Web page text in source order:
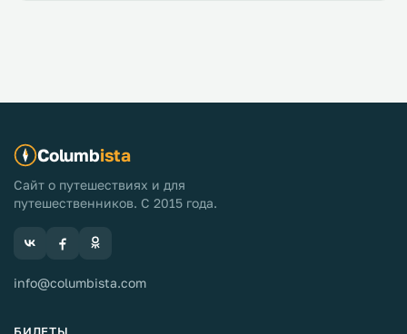
Columbista
Сайт о путешествиях и для
путешественников. С 2015 года.
info@columbista.com